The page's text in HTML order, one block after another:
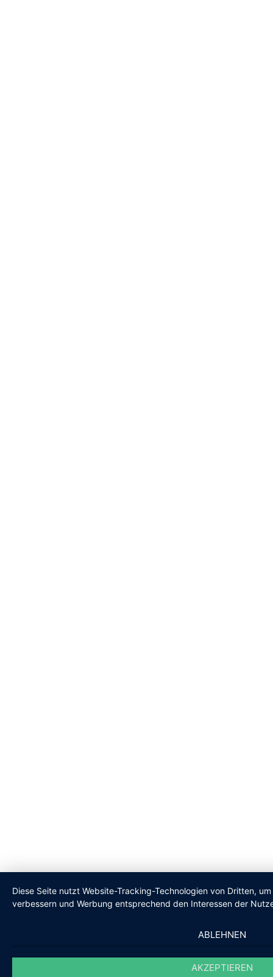
Diese Seite nutzt Website-Tracking-Technologien von Dritten,
verbessern und Werbung entsprechend den Interessen der
ABLEHNEN
AKZEPTIEREN